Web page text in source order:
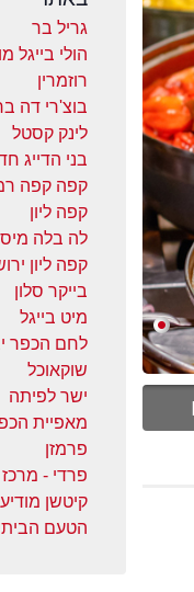
גריל בר
הולי בייגל
רוזמרין
בוצ'רי דה
לינק קסטל
בני הדייג
קפה קפה
קפה ליון
לה בלה
קפה ליון
בייקר סלון
מיט בייגל
לחם הכפר
שוקאוכל
ישר לפיתה
מאפיית
פרמזן
פרדי - מרכז
קיטשן
הטעם